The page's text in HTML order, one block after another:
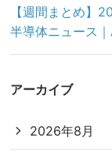
【週間まとめ】
半導体ニュース
アーカイブ
2026年8月